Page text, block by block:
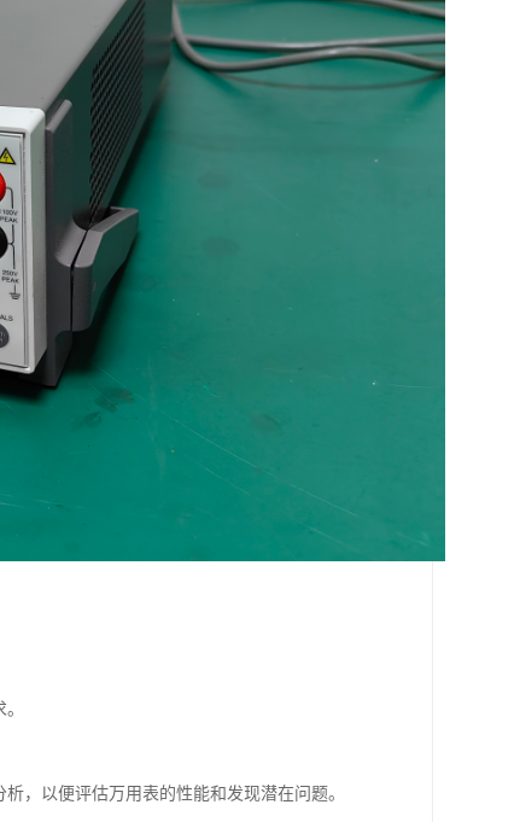
，以便评估万用表的性能和发现潜在问题。